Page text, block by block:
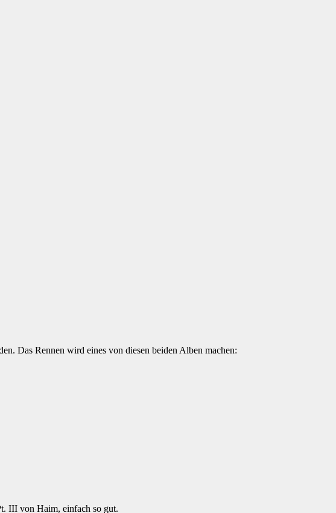
Das Rennen wird eines von diesen beiden Alben machen:
III von Haim, einfach so gut.